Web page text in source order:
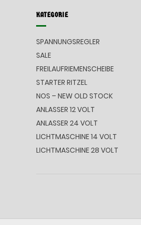
KATEGORIE
SPANNUNGSREGLER
SALE
FREILAUFRIEMENSCHEIBE
STARTER RITZEL
NOS – NEW OLD STOCK
ANLASSER 12 VOLT
ANLASSER 24 VOLT
LICHTMASCHINE 14 VOLT
LICHTMASCHINE 28 VOLT